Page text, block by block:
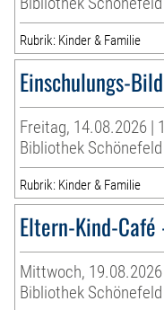
Rubrik: Kinder & Familie
Einschulungs-
Freitag, 14.08.2026 |
Bibliothek Schönefeld
Rubrik: Kinder & Familie
Eltern-Kind-Café
Mittwoch,
Bibliothek Schönefeld